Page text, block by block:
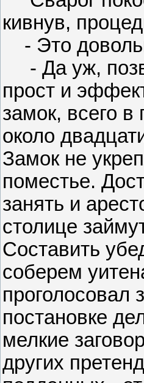
кивнув,
- Это
- Да уж,
прост и
замок, всего
около
Замок не
поместье.
занять и
столице
Составить
соберем
проголосовал
постановке
мелкие
других